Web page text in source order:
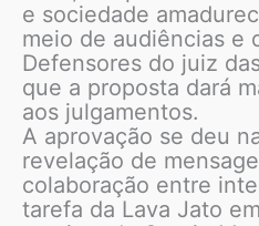
e sociedade
meio de audiências e
Defensores do juiz
que a proposta dará
aos julgamentos.
A aprovação se deu
revelação de
colaboração entre
tarefa da Lava Jato